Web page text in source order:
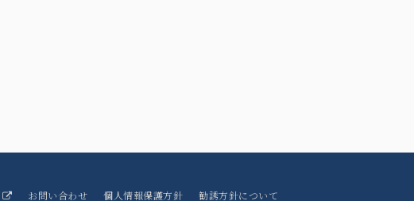
お問い合わせ 個人情報保護方針 勧誘方針について